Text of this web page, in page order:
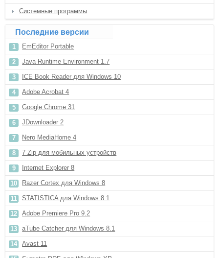
Системные программы
Последние версии
EmEditor Portable
Java Runtime Environment 1.7
ICE Book Reader для Windows 10
Adobe Acrobat 4
Google Chrome 31
JDownloader 2
Nero MediaHome 4
7-Zip для мобильных устройств
Internet Explorer 8
Razer Cortex для Windows 8
STATISTICA для Windows 8.1
Adobe Premiere Pro 9.2
aTube Catcher для Windows 8.1
Avast 11